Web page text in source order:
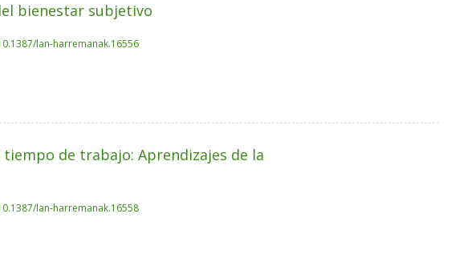
bienestar subjetivo
lan-harremanak.16556
de trabajo: Aprendizajes de la
lan-harremanak.16558